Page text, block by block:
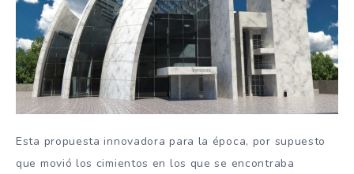
Esta propuesta innovadora para la época, por supuesto
que movió los cimientos en los que se encontraba